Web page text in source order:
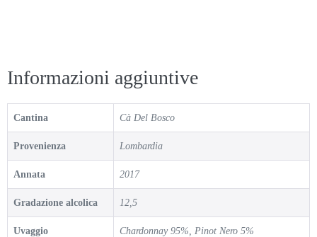
Informazioni aggiuntive
Cantina Cà Del Bosco
Provenienza Lombardia
Annata 2017
Gradazione alcolica 12,5
Uvaggio Chardonnay 95%, Pinot Nero 5%